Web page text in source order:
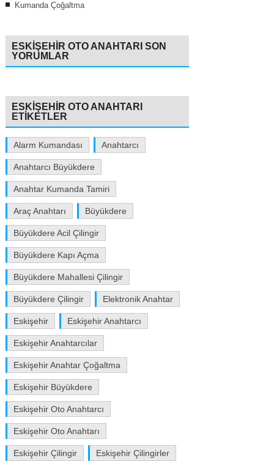
Kumanda Çoğaltma
ESKIŞEHIR OTO ANAHTARI SON
YORUMLAR
ESKIŞEHIR OTO ANAHTARI
ETIKETLER
Alarm Kumandası Anahtarcı
Anahtarcı Büyükdere
Anahtar Kumanda Tamiri
Araç Anahtarı Büyükdere
Büyükdere Acil Çilingir
Büyükdere Kapı Açma
Büyükdere Mahallesi Çilingir
Büyükdere Çilingir Elektronik Anahtar
Eskişehir Eskişehir Anahtarcı
Eskişehir Anahtarcılar
Eskişehir Anahtar Çoğaltma
Eskişehir Büyükdere
Eskişehir Oto Anahtarcı
Eskişehir Oto Anahtarı
Eskişehir Çilingir Eskişehir Çilingirler